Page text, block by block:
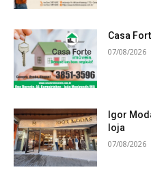
Casa
07/08/2026
Igor
loja
07/08/2026